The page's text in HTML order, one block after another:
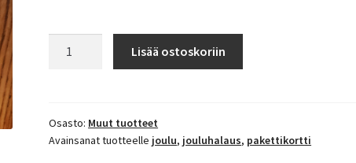
määrä
Lisää ostoskoriin
Osasto: Muut tuotteet
Avainsanat tuotteelle joulu, jouluhalaus, pakettikortti